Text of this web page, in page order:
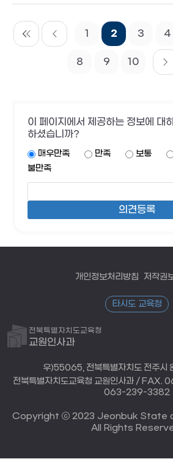
1 2 3 4
8 9 10
이 페이지에서 제공하는 정보에 대
하셨습니까?
매우만족 만족 보통
불만족
개인정보처리방침 저작권
타시도 교육청
전북특별자치도교육청
교원인사과
우)55065, 전북특별자치도 전주시
전북특별자치도교육청 교원인사과 /
063-239-3382
Copyright ⓒ 2023 Jeonbuk State
All Rights